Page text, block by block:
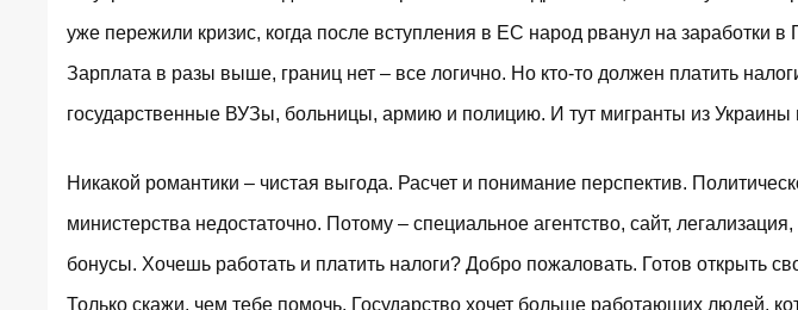
уже пережили кризис, когда после вступления в ЕС народ рванул на заработки
Зарплата в разы выше, границ нет – все логично. Но кто-то должен платить
государственные ВУЗы, больницы, армию и полицию. И тут мигранты из Украины
Никакой романтики – чистая выгода. Расчет и понимание перспектив.
министерства недостаточно. Потому – специальное агентство, сайт,
бонусы. Хочешь работать и платить налоги? Добро пожаловать. Готов открыть
Только скажи, чем тебе помочь. Государство хочет больше работающих людей,